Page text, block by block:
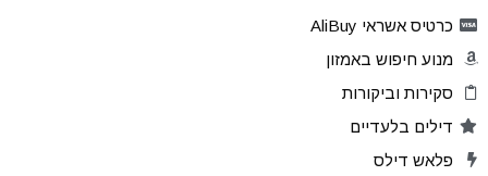
כרטיס אשראי AliBuy
מנוע חיפוש באמזון
סקירות וביקורות
דילים בלעדיים
פלאש דילס